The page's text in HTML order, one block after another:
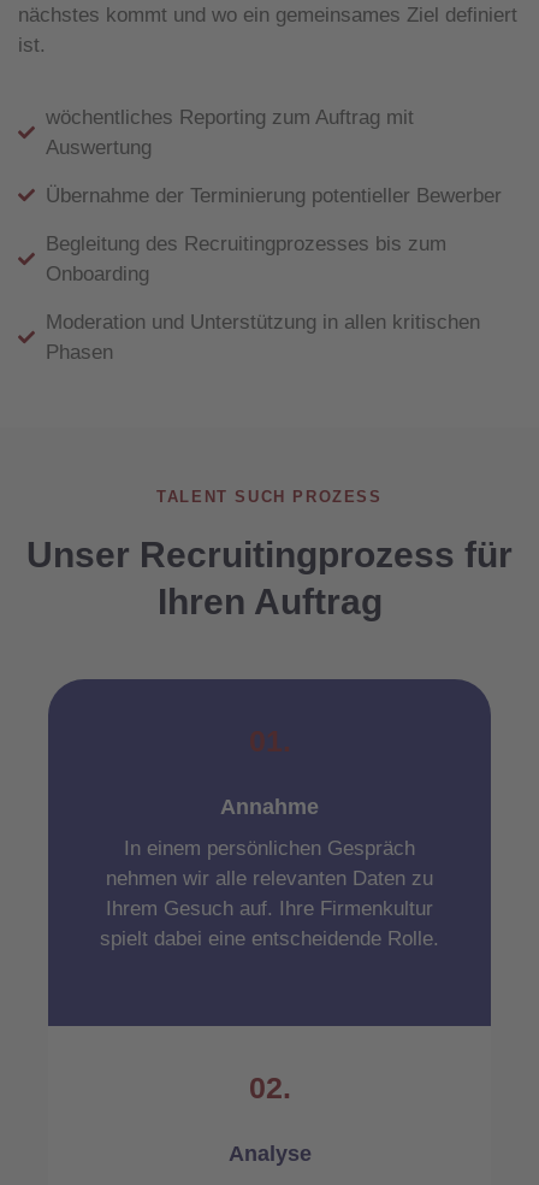
nächstes kommt und wo ein gemeinsames Ziel definiert
ist.
wöchentliches Reporting zum Auftrag mit
Auswertung
Übernahme der Terminierung potentieller Bewerber
Begleitung des Recruitingprozesses bis zum
Onboarding
Moderation und Unterstützung in allen kritischen
Phasen
TALENT SUCH PROZESS
Unser Recruitingprozess für
Ihren Auftrag
01.
Annahme
In einem persönlichen Gespräch
nehmen wir alle relevanten Daten zu
Ihrem Gesuch auf. Ihre Firmenkultur
spielt dabei eine entscheidende Rolle.
02.
Analyse